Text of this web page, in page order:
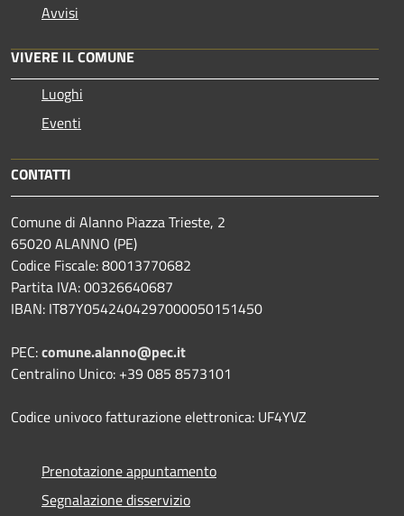
Avvisi
VIVERE IL COMUNE
Luoghi
Eventi
CONTATTI
Comune di Alanno Piazza Trieste, 2
65020 ALANNO (PE)
Codice Fiscale: 80013770682
Partita IVA: 00326640687
IBAN: IT87Y0542404297000050151450
PEC:comune.alanno@pec.it
Centralino Unico: +39 085 8573101
Codice univoco fatturazione elettronica: UF4YVZ
Prenotazione appuntamento
Segnalazione disservizio